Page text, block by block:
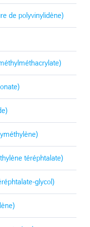
de polyvinylidène)
téréphtalate)
glycol)